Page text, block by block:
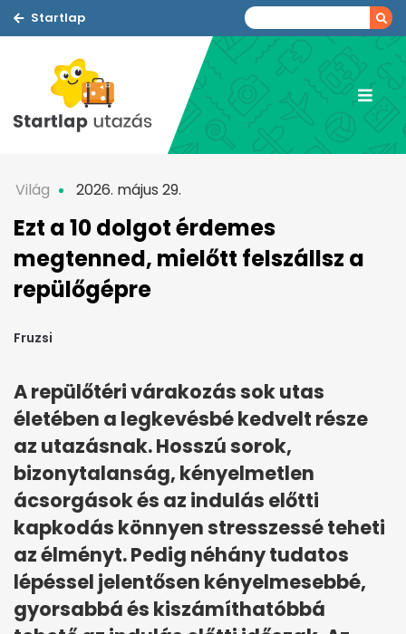
Startlap
Világ 2026. május 29.
Ezt a 10 dolgot érdemes
megtenned, mielőtt felszállsz a
repülőgépre
Fruzsi
A repülőtéri várakozás sok utas
életében a legkevésbé kedvelt része
az utazásnak. Hosszú sorok,
bizonytalanság, kényelmetlen
ácsorgások és az indulás előtti
kapkodás könnyen stresszessé teheti
az élményt. Pedig néhány tudatos
lépéssel jelentősen kényelmesebbé,
gyorsabbá és kiszámíthatóbbá